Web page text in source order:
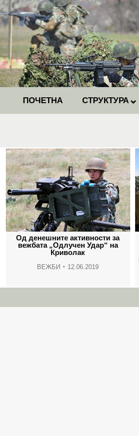
ПОЧЕТНА СТРУКТУРА
Од денешните активности за
вежбата „Одлучен Удар“ на
Криволак
ВЕЖБИ 12.06.2019